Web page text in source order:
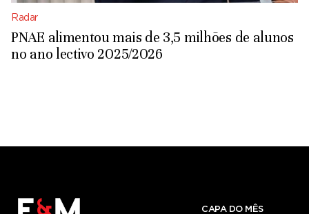
Radar
PNAE alimentou mais de 3,5 milhões de alunos
no ano lectivo 2025/2026
CAPA DO MÊS